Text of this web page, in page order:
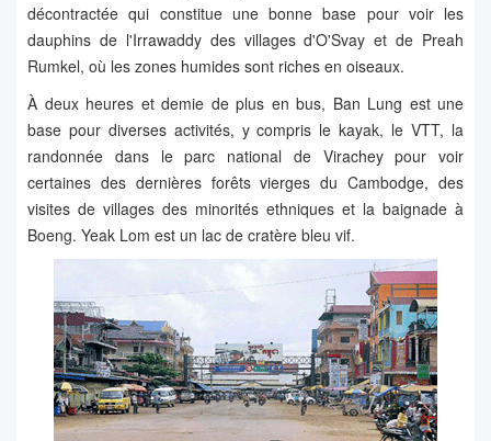
décontractée qui constitue une bonne base pour voir les
dauphins de l'Irrawaddy des villages d'O'Svay et de Preah
Rumkel, où les zones humides sont riches en oiseaux.
À deux heures et demie de plus en bus, Ban Lung est une
base pour diverses activités, y compris le kayak, le VTT, la
randonnée dans le parc national de Virachey pour voir
certaines des dernières forêts vierges du Cambodge, des
visites de villages des minorités ethniques et la baignade à
Boeng. Yeak Lom est un lac de cratère bleu vif.